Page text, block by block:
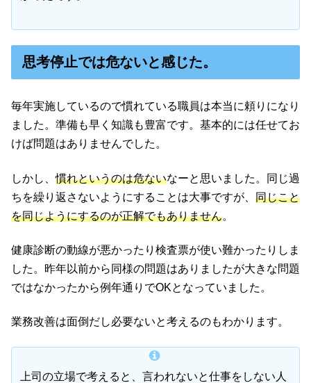
思考停止では危ないと感じた。
毎年実施しているので慣れている職員は本当に頼りになり
ました。準備も早く知識も豊富です。基本的には任せてお
けば問題はありませんでした。
しかし、慣れというのは危ないなーと思いました。同じ過
ちを繰り返さないようにすることは大事ですが、 同じこと
を同じようにするのが正解でもありません。
健康診断の動線が悪かったり検査票が使い難かったりしま
した。昨年以前から同様の問題はありましたが大きな問題
ではなかったから例年通りでOKとなっていました。
業務改善は面倒だし必要ないと考えるのもわかります。
上司の立場で考えると、言われないと仕事をしない人